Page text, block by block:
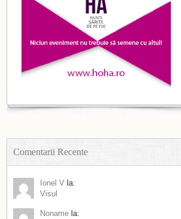
Comentarii Recente
Ionel V la:
Visul
Noname la: